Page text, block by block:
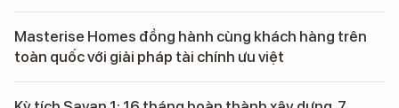
Masterise Homes đồng hành cùng khách hàng trên
toàn quốc với giải pháp tài chính ưu việt